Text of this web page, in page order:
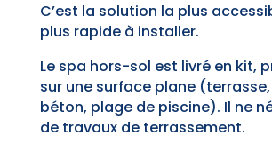
C’est la solution la plus
plus rapide à installer.
Le spa hors-sol est livré en kit,
sur une surface plane
béton, plage de piscine). Il ne
de travaux de terrassement.